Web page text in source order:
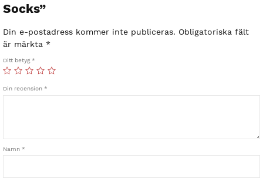
Socks”
Din e-postadress kommer inte publiceras. Obligatoriska fält
är märkta*
Ditt betyg*
Din recension*
Namn*